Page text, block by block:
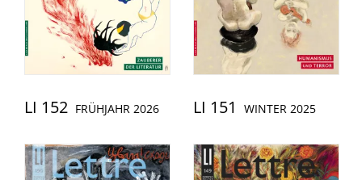
LI 152 FRÜHJAHR 2026 LI 151 WINTER 2025